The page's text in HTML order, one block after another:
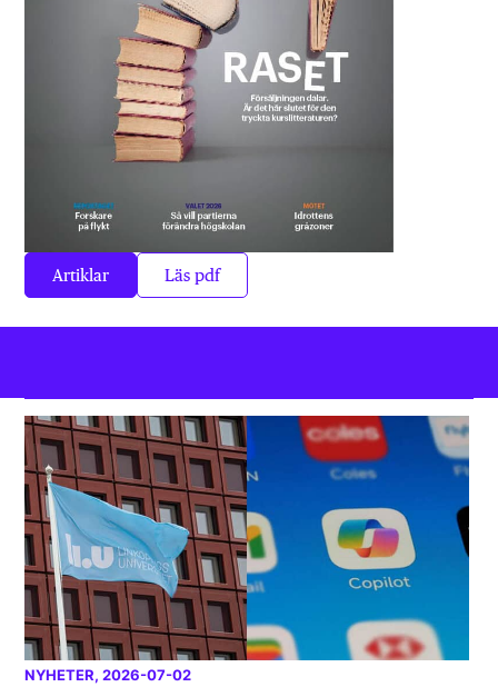
Artiklar Läs pdf
NYHETER, 2026-07-02